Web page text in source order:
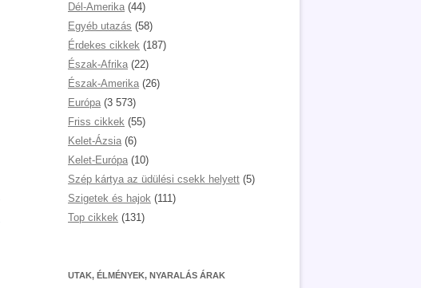
Dél-Amerika (44)
Egyéb utazás (58)
Érdekes cikkek (187)
Észak-Afrika (22)
Észak-Amerika (26)
Európa (3 573)
Friss cikkek (55)
Kelet-Ázsia (6)
Kelet-Európa (10)
Szép kártya az üdülési csekk helyett (5)
Szigetek és hajok (111)
Top cikkek (131)
UTAK, ÉLMÉNYEK, NYARALÁS ÁRAK